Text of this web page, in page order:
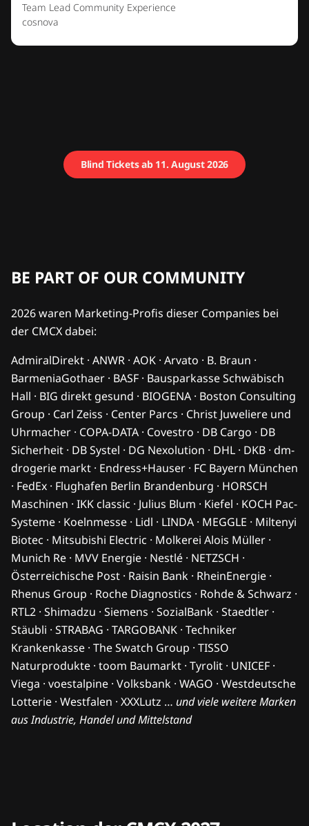
Team Lead Community Experience
cosnova
Blind Tickets ab 11. August 2026
BE PART OF OUR COMMUNITY
2026 waren Marketing-Profis dieser Companies bei
der CMCX dabei:
AdmiralDirekt · ANWR · AOK · Arvato · B. Braun ·
BarmeniaGothaer · BASF · Bausparkasse Schwäbisch
Hall · BIG direkt gesund · BIOGENA · Boston Consulting
Group · Carl Zeiss · Center Parcs · Christ Juweliere und
Uhrmacher · COPA-DATA · Covestro · DB Cargo · DB
Sicherheit · DB Systel · DG Nexolution · DHL · DKB · dm-
drogerie markt · Endress+Hauser · FC Bayern München
· FedEx · Flughafen Berlin Brandenburg · HORSCH
Maschinen · IKK classic · Julius Blum · Kiefel · KOCH Pac-
Systeme · Koelnmesse · Lidl · LINDA · MEGGLE · Miltenyi
Biotec · Mitsubishi Electric · Molkerei Alois Müller ·
Munich Re · MVV Energie · Nestlé · NETZSCH ·
Österreichische Post · Raisin Bank · RheinEnergie ·
Rhenus Group · Roche Diagnostics · Rohde & Schwarz ·
RTL2 · Shimadzu · Siemens · SozialBank · Staedtler ·
Stäubli · STRABAG · TARGOBANK · Techniker
Krankenkasse · The Swatch Group · TISSO
Naturprodukte · toom Baumarkt · Tyrolit · UNICEF ·
Viega · voestalpine · Volksbank · WAGO · Westdeutsche
Lotterie · Westfalen · XXXLutz … und viele weitere Marken
aus Industrie, Handel und Mittelstand